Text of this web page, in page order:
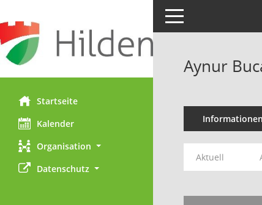
Startseite
Kalender
Organisation
Datenschutz
Toggle navigation
Aynur
Informationen
Aktuell